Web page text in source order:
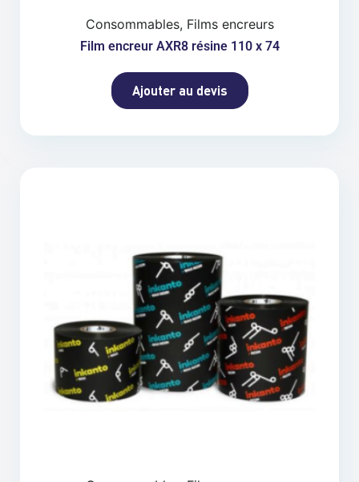
Consommables, Films encreurs
Film encreur AXR8 résine 110 x 74
Ajouter au devis